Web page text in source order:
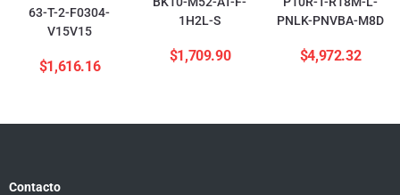
63-T-2-F0304-
V15V15
$1,616.16
1H2L-S
$1,709.90
PNLK-PNVBA-M8D
$4,972.32
Contacto